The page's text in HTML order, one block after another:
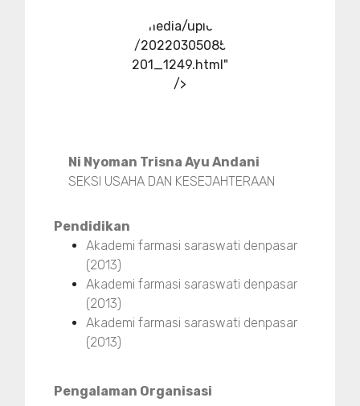
../media/upload
/20220305085
201_1249.html"
/>
Ni Nyoman Trisna Ayu Andani
SEKSI USAHA DAN KESEJAHTERAAN
Pendidikan
Akademi farmasi saraswati denpasar
(2013)
Akademi farmasi saraswati denpasar
(2013)
Akademi farmasi saraswati denpasar
(2013)
Pengalaman Organisasi